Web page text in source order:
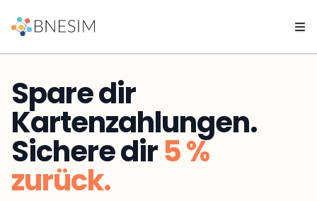
Spare dir
Kartenzahlungen.
Sichere dir5 %
zurück.